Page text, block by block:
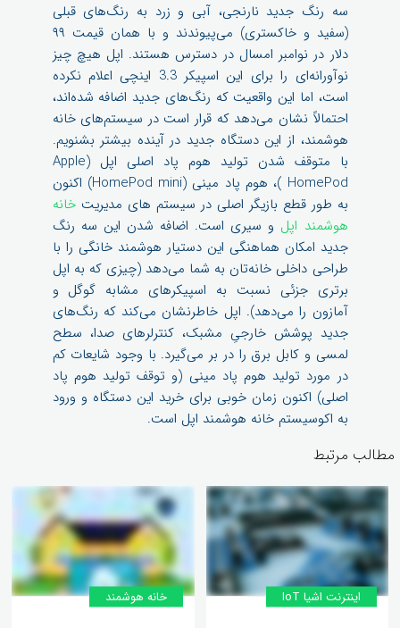
سه رنگ جدید نارنجی، آبی و زرد به رنگ‌های قبلی
(سفید و خاکستری) می‌پیوندند و با همان قیمت ۹۹
دلار در نوامبر امسال در دسترس هستند. اپل هیچ چیز
نوآورانه‌ای را برای این اسپیکر 3.3 اینچی اعلام نکرده
است، اما این واقعیت که رنگ‌های جدید اضافه شده‌اند،
احتمالاً نشان می‌دهد که قرار است در سیستم‌های خانه
هوشمند، از این دستگاه جدید در آینده بیشتر بشنویم.
با متوقف شدن تولید هوم پاد اصلی اپل (Apple
HomePod )، هوم پاد مینی (HomePod mini) اکنون
به طور قطع بازیگر اصلی در سیستم های مدیریتخانه
هوشمند اپل و سیری است. اضافه شدن این سه رنگ
جدید امکان هماهنگی این دستیار هوشمند خانگی را با
طراحی داخلی خانه‌تان به شما می‌دهد (چیزی که به اپل
برتری جزئی نسبت به اسپیکرهای مشابه گوگل و
آمازون را می‌دهد). اپل خاطرنشان می‌کند که رنگ‌های
جدید پوشش خارجیِ مشبک، کنترلرهای صدا، سطح
لمسی و کابل برق را در بر می‌گیرد. با وجود شایعات کم
در مورد تولید هوم پاد مینی (و توقف تولید هوم پاد
اصلی) اکنون زمان خوبی برای خرید این دستگاه و ورود
به اکوسیستم خانه هوشمند اپل است.
مطالب مرتبط
اینترنت اشیا IoT خانه هوشمند